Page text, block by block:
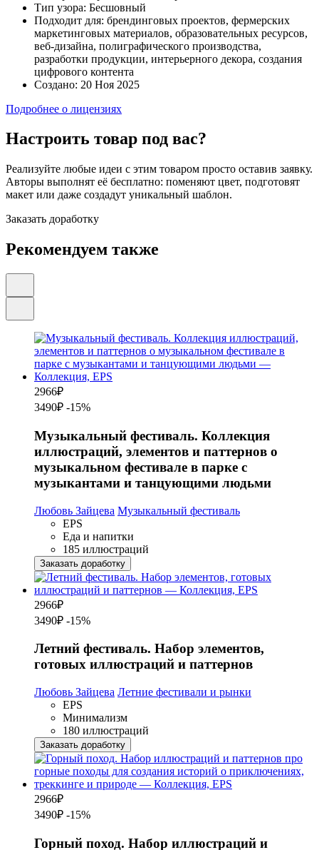
Тип узора: Бесшовный
Подходит для: брендинговых проектов, фермерских
маркетинговых материалов, образовательных ресурсов,
веб-дизайна, полиграфического производства,
разработки продукции, интерьерного декора, создания
цифрового контента
Создано: 20 Ноя 2025
Подробнее о лицензиях
Настроить товар под вас?
Реализуйте любые идеи с этим товаром просто оставив заявку.
Авторы выполнят её бесплатно: поменяют цвет, подготовят
макет или даже создадут уникальный шаблон.
Заказать доработку
Рекомендуем также
2966₽
3490₽ -15%
Музыкальный фестиваль. Коллекция
иллюстраций, элементов и паттернов о
музыкальном фестивале в парке с
музыкантами и танцующими людьми
Любовь Зайцева Музыкальный фестиваль
EPS
Еда и напитки
185 иллюстраций
Заказать доработку
2966₽
3490₽ -15%
Летний фестиваль. Набор элементов,
готовых иллюстраций и паттернов
Любовь Зайцева Летние фестивали и рынки
EPS
Минимализм
180 иллюстраций
Заказать доработку
2966₽
3490₽ -15%
Горный поход. Набор иллюстраций и